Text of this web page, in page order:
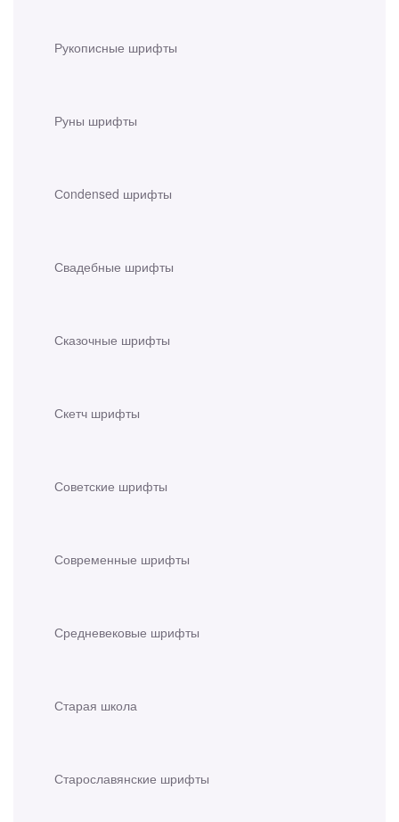
Рукописные шрифты
Руны шрифты
Сondensed шрифты
Свадебные шрифты
Сказочные шрифты
Скетч шрифты
Советские шрифты
Современные шрифты
Средневековые шрифты
Старая школа
Старославянские шрифты